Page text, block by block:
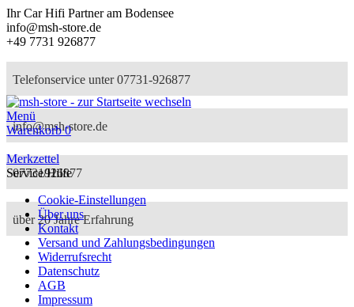
Ihr Car Hifi Partner am Bodensee
info@msh-store.de
+49 7731 926877
Telefonservice unter 07731-926877
info@msh-store.de
07731926877
über 20 Jahre Erfahrung
Menü
Warenkorb0
Merkzettel
Service/Hilfe
Cookie-Einstellungen
Über uns
Kontakt
Versand und Zahlungsbedingungen
Widerrufsrecht
Datenschutz
AGB
Impressum